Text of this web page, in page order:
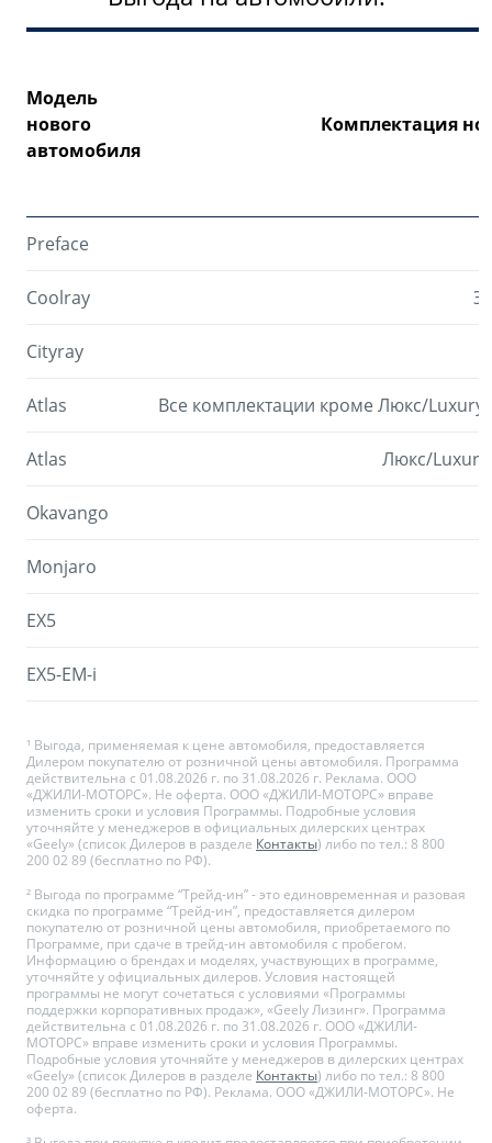
Модель
нового
автомобиля
Комплектация
Preface
Coolray
Cityray
Atlas Все комплектации кроме Люкс/
Atlas Люкс/
Okavango
Monjaro
EX5
EX5-EM-i
¹ Выгода, применяемая к цене автомобиля, предоставляется
Дилером покупателю от розничной цены автомобиля. Программа
действительна с 01.08.2026 г. по 31.08.2026 г. Реклама. ООО
«ДЖИЛИ-МОТОРС». Не оферта. ООО «ДЖИЛИ-МОТОРС» вправе
изменить сроки и условия Программы. Подробные условия
уточняйте у менеджеров в официальных дилерских центрах
«Geely» (список Дилеров в разделе Контакты) либо по тел.: 8 800
200 02 89 (бесплатно по РФ).
² Выгода по программе “Трейд-ин” - это единовременная и разовая
скидка по программе “Трейд-ин”, предоставляется дилером
покупателю от розничной цены автомобиля, приобретаемого по
Программе, при сдаче в трейд-ин автомобиля с пробегом.
Информацию о брендах и моделях, участвующих в программе,
уточняйте у официальных дилеров. Условия настоящей
программы не могут сочетаться с условиями «Программы
поддержки корпоративных продаж», «Geely Лизинг». Программа
действительна с 01.08.2026 г. по 31.08.2026 г. ООО «ДЖИЛИ-
МОТОРС» вправе изменить сроки и условия Программы.
Подробные условия уточняйте у менеджеров в дилерских центрах
«Geely» (список Дилеров в разделе Контакты) либо по тел.: 8 800
200 02 89 (бесплатно по РФ). Реклама. ООО «ДЖИЛИ-МОТОРС». Не
оферта.